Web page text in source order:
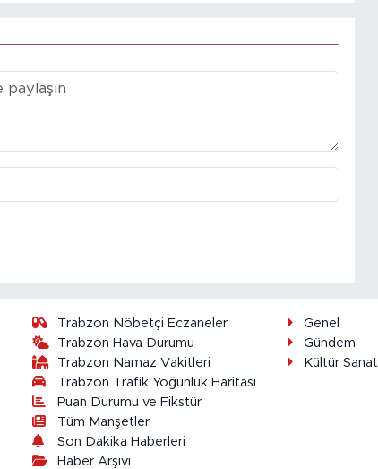
Trabzon Nöbetçi Eczaneler
Trabzon Hava Durumu
Trabzon Namaz Vakitleri
Trabzon Trafik Yoğunluk Haritası
Puan Durumu ve Fikstür
Tüm Manşetler
Son Dakika Haberleri
Haber Arşivi
Genel
Gündem
Kültür Sanat